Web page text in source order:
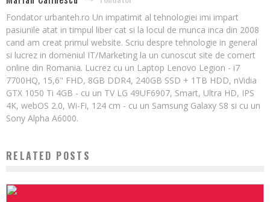
Fondator urbanteh.ro Un impatimit al tehnologiei imi impart
pasiunile atat in timpul liber cat si la locul de munca inca din 2008
cand am creat primul website. Scriu despre tehnologie in general
si lucrez in domeniul IT/Marketing la un cunoscut site de comert
online din Romania. Lucrez cu un Laptop Lenovo Legion - i7
7700HQ, 15,6" FHD, 8GB DDR4, 240GB SSD + 1TB HDD, nVidia
GTX 1050 Ti 4GB - cu un TV LG 49UF6907, Smart, Ultra HD, IPS
4K, webOS 2.0, Wi-Fi, 124 cm - cu un Samsung Galaxy S8 si cu un
Sony Alpha A6000.
RELATED POSTS